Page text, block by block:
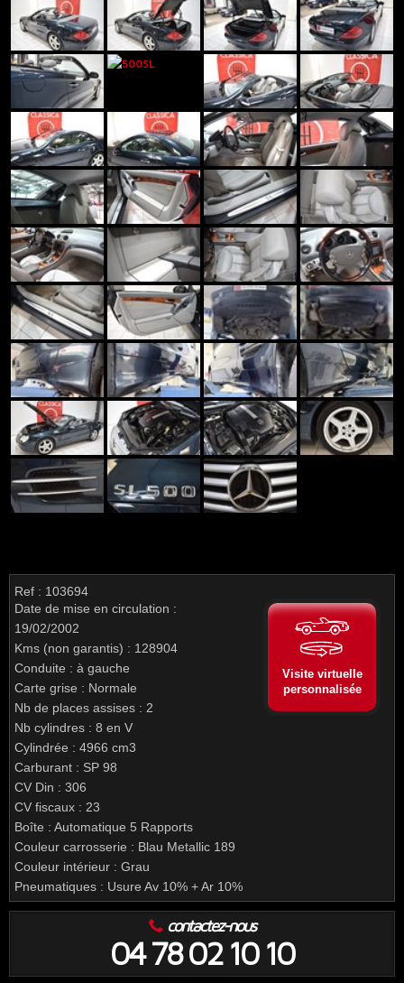
Ref : 103694
Date de mise en circulation :
19/02/2002
Kms (non garantis) : 128904
Conduite : à gauche
Carte grise : Normale
Nb de places assises : 2
Nb cylindres : 8 en V
Cylindrée : 4966 cm3
Carburant : SP 98
CV Din : 306
CV fiscaux : 23
Boîte : Automatique 5 Rapports
Couleur carrosserie : Blau Metallic 189
Couleur intérieur : Grau
Pneumatiques : Usure Av 10% + Ar 10%
Visite virtuelle
personnalisée
contactez-nous
04 78 02 10 10